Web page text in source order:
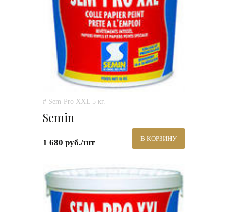
# Sem-Pro XXL 5 кг.
Semin
1 680 руб./шт В КОРЗИНУ